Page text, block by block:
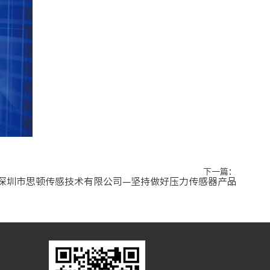
下一篇：
圳市思顿传感技术有限公司—坚持做好压力传感器产品